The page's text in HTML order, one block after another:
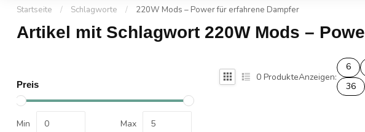
Startseite / Schlagworte / 220W Mods – Power für erfahrene Dampfer
Artikel mit Schlagwort 220W Mods –
Preis
Min Max
0 ProdukteAnzeigen:
6
36